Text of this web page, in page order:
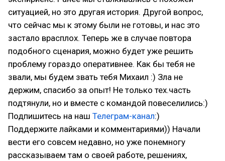
ситуацией, но это другая история. Другой вопрос,
что сейчас мы к этому были не готовы, и нас это
застало врасплох. Теперь же в случае повтора
подобного сценария, можно будет уже решить
проблему гораздо оперативнее. Как бы тебя не
звали, мы будем звать тебя Михаил :) Зла не
держим, спасибо за опыт! Не только тех.часть
подтянули, но и вместе с командой повеселились:)
Подпишитесь на наш Телеграм-канал:)
Поддержите лайками и комментариями)) Начали
вести его совсем недавно, но уже понемногу
рассказываем там о своей работе, решениях,